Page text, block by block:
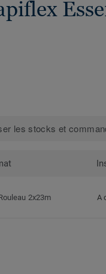
les stocks et
2x23m A